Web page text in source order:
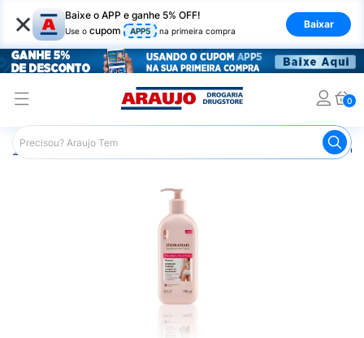
× Baixe o APP e ganhe 5% OFF!
Use o cupom APP5 na primeira compra
Baixar
0
Araujo Higiene Pessoal Desodorante